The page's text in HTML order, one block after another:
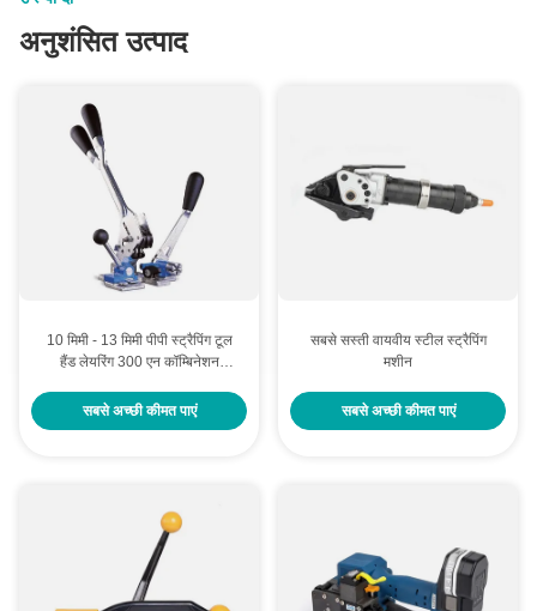
अनुशंसित उत्पाद
10 मिमी - 13 मिमी पीपी स्ट्रैपिंग टूल
हैंड लेयरिंग 300 एन कॉम्बिनेशन
सबसे अच्छी कीमत पाएं
सबसे सस्ती वायवीय स्टील स्ट्रैपिंग
मशीन
सबसे अच्छी कीमत पाएं